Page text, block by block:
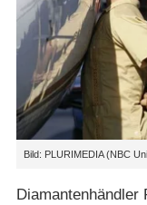
Bild: PLURIMEDIA (NBC
Diamantenhändler